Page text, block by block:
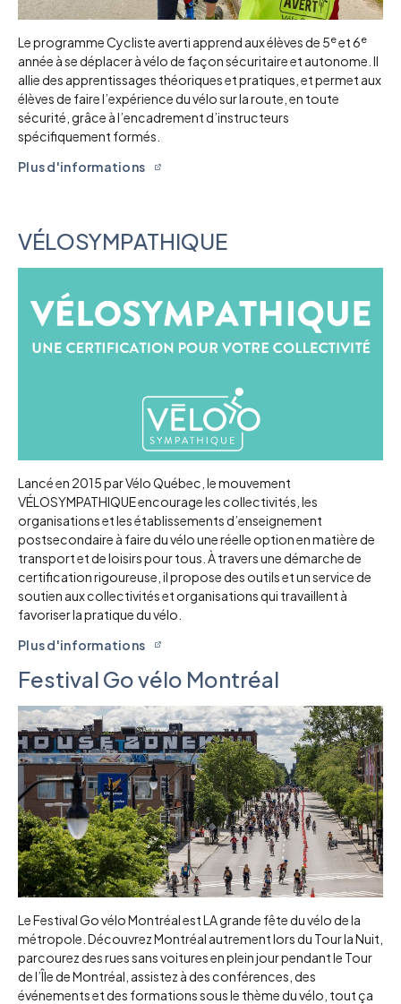
Le programme Cycliste averti apprend aux élèves de 5eet 6e
année à se déplacer à vélo de façon sécuritaire et autonome. Il
allie des apprentissages théoriques et pratiques, et permet aux
élèves de faire l’expérience du vélo sur la route, en toute
sécurité, grâce à l’encadrement d’instructeurs
spécifiquement formés.
Plus d'informations
VÉLOSYMPATHIQUE
Lancé en 2015 par Vélo Québec, le mouvement
VÉLOSYMPATHIQUE encourage les collectivités, les
organisations et les établissements d’enseignement
postsecondaire à faire du vélo une réelle option en matière de
transport et de loisirs pour tous. À travers une démarche de
certification rigoureuse, il propose des outils et un service de
soutien aux collectivités et organisations qui travaillent à
favoriser la pratique du vélo.
Plus d'informations
Festival Go vélo Montréal
Le Festival Go vélo Montréal est LA grande fête du vélo de la
métropole. Découvrez Montréal autrement lors du Tour la Nuit,
parcourez des rues sans voitures en plein jour pendant le Tour
de l’Île de Montréal, assistez à des conférences, des
événements et des formations sous le thème du vélo, tout ça